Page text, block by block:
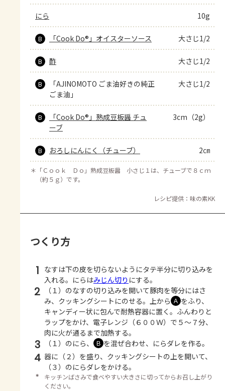
にら 10g
B 「Cook Do®」オイスターソース 大さじ1/2
B 酢 大さじ1/2
B
「AJINOMOTO ごま油好きの純正
ごま油」
大さじ1/2
B
「Cook Do®」熟成豆板醤 チュ
ーブ
3cm（2g）
B おろしにんにく（チューブ） 2㎝
＊ 「Ｃｏｏｋ Ｄｏ」熟成豆板醤 小さじ１は、チューブで８ｃｍ
（約５ｇ）です。
レシピ提供：味の素KK
つくり方
1 なすは下の皮を切らないようにタテ半分に切り込みを
入れる。にらはみじん切り にする。
2
（１）のなすの切り込みを開いて豚肉を等分にはさ
み、クッキングシートにのせる。上から Ａ をふり、
キャンディー状に包んで耐熱容器に置く。ふんわりと
ラップをかけ、電子レンジ（６００Ｗ）で５～７分、
肉に火が通るまで加熱する。
3 （１）のにら、 Ｂ を混ぜ合わせ、にらダレを作る。
4 器に（２）を盛り、クッキングシートの上を開いて、
（３）のにらダレをかける。
＊
キッチンばさみで食べやすい大きさに切ってからお召し上がり
ください。